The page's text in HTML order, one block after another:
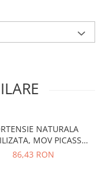
NATURALA
MOV PICASSO
CU FLORI MICI
86,43 RON